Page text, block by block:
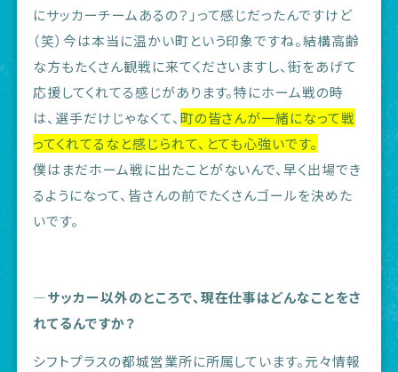
にサッカーチームあるの？」って感じだったんですけど
（笑）今は本当に温かい町という印象ですね。結構高齢
な方もたくさん観戦に来てくださいますし、街をあげて
応援してくれてる感じがあります。特にホーム戦の時
は、選手だけじゃなくて、町の皆さんが一緒になって戦
ってくれてるなと感じられて、とても心強いです。
僕はまだホーム戦に出たことがないんで、早く出場でき
るようになって、皆さんの前でたくさんゴールを決めた
いです。
―サッカー以外のところで、現在仕事はどんなことをさ
れてるんですか？
シフトプラスの都城営業所に所属しています。元々情報